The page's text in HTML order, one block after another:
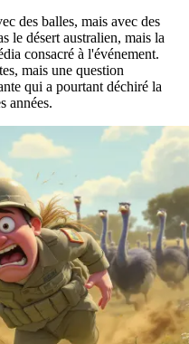
des balles, mais avec des
le désert australien, mais la
consacré à l'événement.
mais une question
qui a pourtant déchiré la
années.